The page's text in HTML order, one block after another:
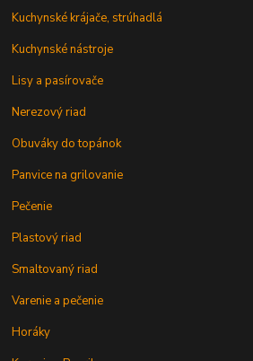
Kuchynské krájače, strúhadlá
Kuchynské nástroje
Lisy a pasírovače
Nerezový riad
Obuváky do topánok
Panvice na grilovanie
Pečenie
Plastový riad
Smaltovaný riad
Varenie a pečenie
Horáky